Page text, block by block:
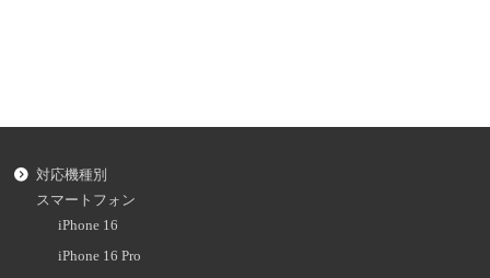
対応機種別
スマートフォン
iPhone 16
iPhone 16 Pro